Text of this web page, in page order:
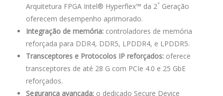
Arquitetura FPGA Intel® Hyperflex™ da 2ª Geração
oferecem desempenho aprimorado.
Integração de memória: controladores de memória
reforçada para DDR4, DDR5, LPDDR4, e LPDDR5.
Transceptores e Protocolos IP reforçados: oferece
transceptores de até 28 G com PCIe 4.0 e 25 GbE
reforçados.
Segurança avançada: o dedicado Secure Device